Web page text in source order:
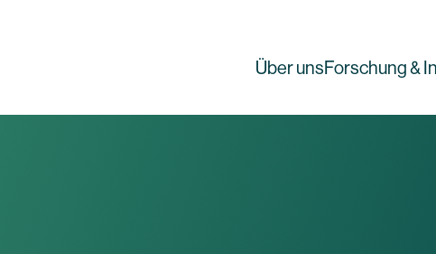
Über unsForschung &